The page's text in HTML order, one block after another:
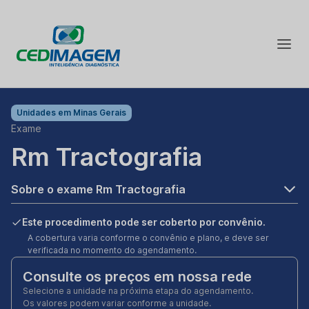
Unidades em Minas Gerais
Exame
Rm Tractografia
Sobre o exame Rm Tractografia
Este procedimento pode ser coberto por convênio.
A cobertura varia conforme o convênio e plano, e deve ser
verificada no momento do agendamento.
Consulte os preços em nossa rede
Selecione a unidade na próxima etapa do agendamento.
Os valores podem variar conforme a unidade.